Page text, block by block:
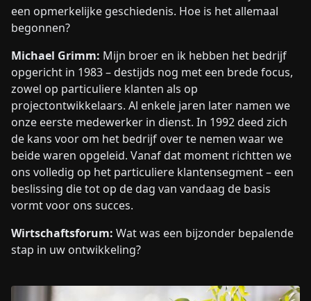
een opmerkelijke geschiedenis. Hoe is het allemaal
begonnen?
Michael Grimm: Mijn broer en ik hebben het bedrijf
opgericht in 1983 – destijds nog met een brede focus,
zowel op particuliere klanten als op
projectontwikkelaars. Al enkele jaren later namen we
onze eerste medewerker in dienst. In 1992 deed zich
de kans voor om het bedrijf over te nemen waar we
beide waren opgeleid. Vanaf dat moment richtten we
ons volledig op het particuliere klantensegment – een
beslissing die tot op de dag van vandaag de basis
vormt voor ons succes.
Wirtschaftsforum: Wat was een bijzonder bepalende
stap in uw ontwikkeling?